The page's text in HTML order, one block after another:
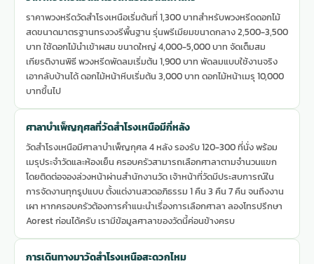
ราคาพวงหรีดวัดสำโรงเหนือเริ่มต้นที่ 1,300 บาทสำหรับพวงหรีดดอกไม้
สดขนาดมาตรฐานทรงวงรีพื้นฐาน รุ่นพรีเมียมขนาดกลาง 2,500-3,500
บาท ใช้ดอกไม้นำเข้าผสม ขนาดใหญ่ 4,000-5,000 บาท จัดเต็มสม
เกียรติงานพิธี พวงหรีดพัดลมเริ่มต้น 1,900 บาท พัดลมแบบใช้งานจริง
เอากลับบ้านได้ ดอกไม้หน้าหีบเริ่มต้น 3,000 บาท ดอกไม้หน้าเมรุ 10,000
บาทขึ้นไป
ศาลาบำเพ็ญกุศลที่วัดสำโรงเหนือมีกี่หลัง
วัดสำโรงเหนือมีศาลาบำเพ็ญกุศล 4 หลัง รองรับ 120-300 ที่นั่ง พร้อม
เมรุประจำวัดและห้องเย็น ครอบครัวสามารถเลือกศาลาตามจำนวนแขก
โดยติดต่อจองล่วงหน้าผ่านสำนักงานวัด เจ้าหน้าที่วัดมีประสบการณ์ใน
การจัดงานทุกรูปแบบ ตั้งแต่งานสวดอภิธรรม 1 คืน 3 คืน 7 คืน จนถึงงาน
เผา หากครอบครัวต้องการคำแนะนำเรื่องการเลือกศาลา ลองโทรปรึกษา
Aorest ก่อนได้ครับ เรามีข้อมูลศาลาของวัดนี้ค่อนข้างครบ
การเดินทางมาวัดสำโรงเหนือสะดวกไหม